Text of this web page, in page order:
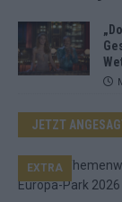
JETZT
EXTRA